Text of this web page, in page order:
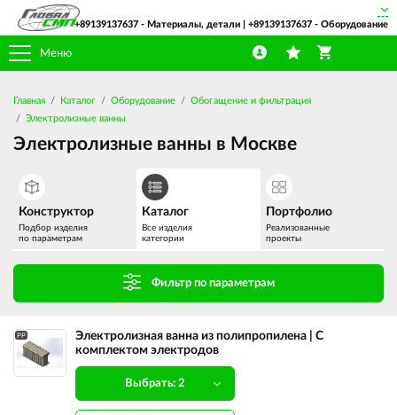
Меню
+89139137637 - Материалы, детали | +89139137637 - Оборудование
Главная Каталог Оборудование
Обогащение и фильтрация
Электролизные ванны
Электролизные ванны в Москве
Конструктор
Подбор изделия
по параметрам
Каталог
Все изделия
категории
Портфолио
Реализованные
проекты
Фильтр по параметрам
PP
Электролизная ванна из полипропилена | С
комплектом электродов
Выбрать: 2